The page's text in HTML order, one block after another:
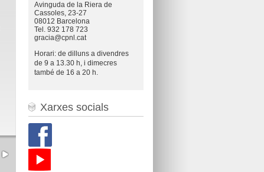
Avinguda de la Riera de
Cassoles, 23-27
08012 Barcelona
Tel. 932 178 723
gracia@cpnl.cat
Horari: de dilluns a divendres
de 9 a 13.30 h, i dimecres
també de 16 a 20 h.
Xarxes socials